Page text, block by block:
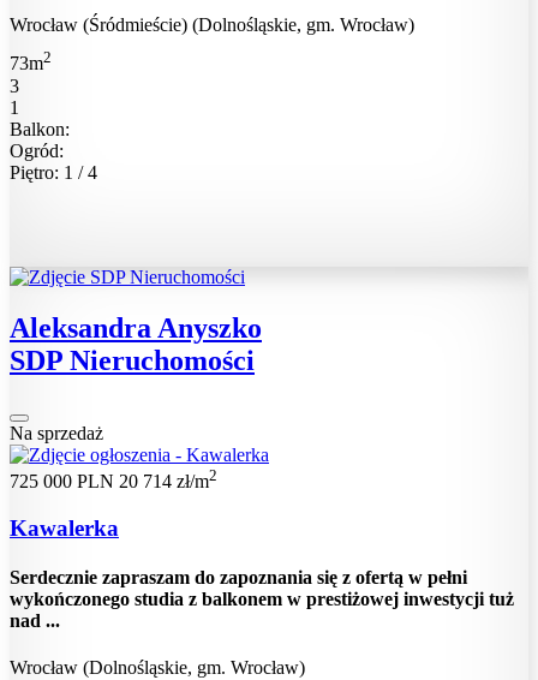
Wrocław (Śródmieście) (Dolnośląskie, gm. Wrocław)
73m2
3
1
Balkon:
Ogród:
Piętro: 1 / 4
Aleksandra Anyszko
SDP Nieruchomości
Na sprzedaż
725 000 PLN 20 714 zł/m2
Kawalerka
Serdecznie zapraszam do zapoznania się z ofertą w pełni
wykończonego studia z balkonem w prestiżowej inwestycji tuż
nad ...
Wrocław (Dolnośląskie, gm. Wrocław)